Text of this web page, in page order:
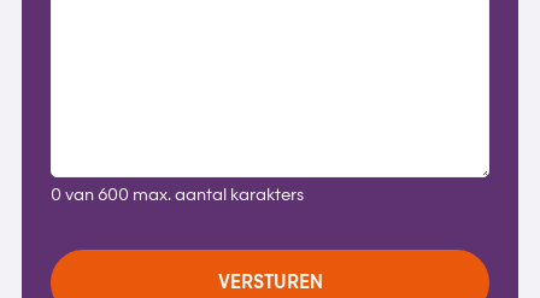
0 van 600 max. aantal karakters